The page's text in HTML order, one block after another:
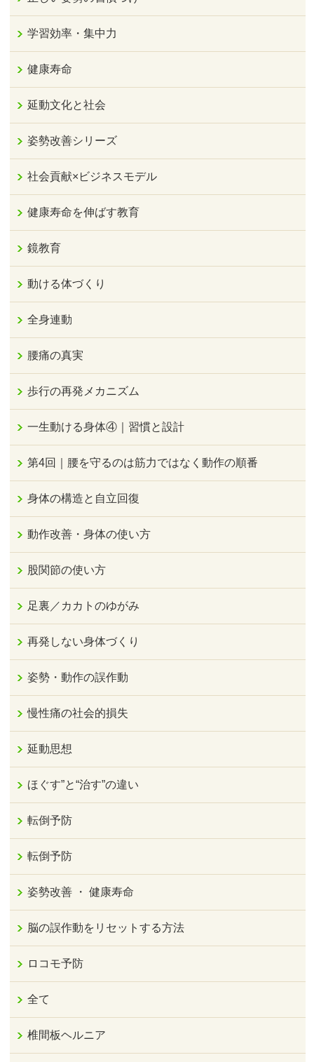
学習効率・集中力
健康寿命
延動文化と社会
姿勢改善シリーズ
社会貢献×ビジネスモデル
健康寿命を伸ばす教育
鏡教育
動ける体づくり
全身連動
腰痛の真実
歩行の再発メカニズム
一生動ける身体④｜習慣と設計
第4回｜腰を守るのは筋力ではなく動作の順番
身体の構造と自立回復
動作改善・身体の使い方
股関節の使い方
足裏／カカトのゆがみ
再発しない身体づくり
姿勢・動作の誤作動
慢性痛の社会的損失
延動思想
ほぐす”と“治す”の違い
転倒予防
転倒予防
姿勢改善 ・ 健康寿命
脳の誤作動をリセットする方法
ロコモ予防
全て
椎間板ヘルニア